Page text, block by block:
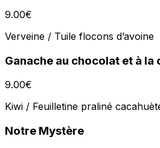
9.00€
Verveine / Tuile flocons d’avoine
Ganache au chocolat et à la
9.00€
Kiwi / Feuilletine praliné
Notre Mystère